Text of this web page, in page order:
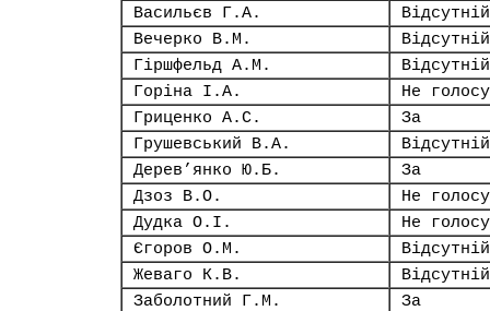
Васильєв Г.А.
Відсутній
Вечерко В.М.
Відсутній
Гіршфельд А.М.
Відсутній
Горіна І.А.
Не
Гриценко А.С.
За
Грушевський В.А.
Відсутній
Дерев’янко Ю.Б.
За
Дзоз В.О.
Не
Дудка О.І.
Не
Єгоров О.М.
Відсутній
Жеваго К.В.
Відсутній
Заболотний Г.М.
За